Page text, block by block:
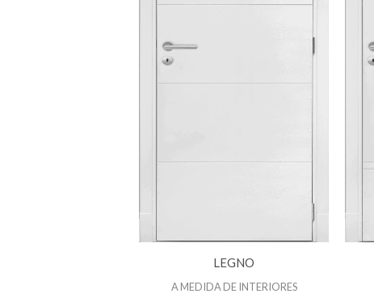
LEGNO
A MEDIDA DE INTERIORES